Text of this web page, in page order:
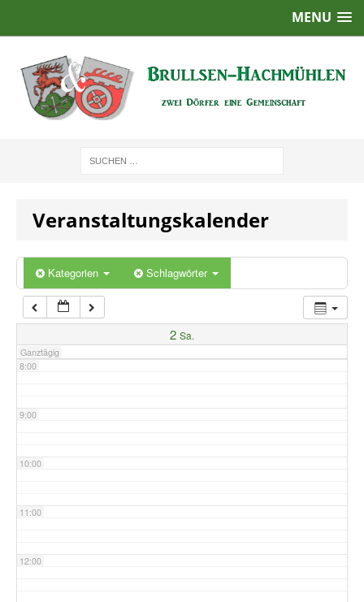
MENU
Veranstaltungskalender
Kategorien Schlagwörter
2 Sa.
Ganztägig
2:00
5:00
7:00
8:00
9:00
10:00
11:00
12:00